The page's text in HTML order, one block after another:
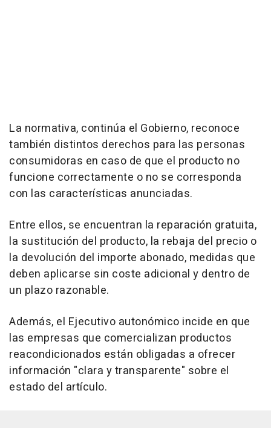
La normativa, continúa el Gobierno, reconoce
también distintos derechos para las personas
consumidoras en caso de que el producto no
funcione correctamente o no se corresponda
con las características anunciadas.
Entre ellos, se encuentran la reparación gratuita,
la sustitución del producto, la rebaja del precio o
la devolución del importe abonado, medidas que
deben aplicarse sin coste adicional y dentro de
un plazo razonable.
Además, el Ejecutivo autonómico incide en que
las empresas que comercializan productos
reacondicionados están obligadas a ofrecer
información "clara y transparente" sobre el
estado del artículo.